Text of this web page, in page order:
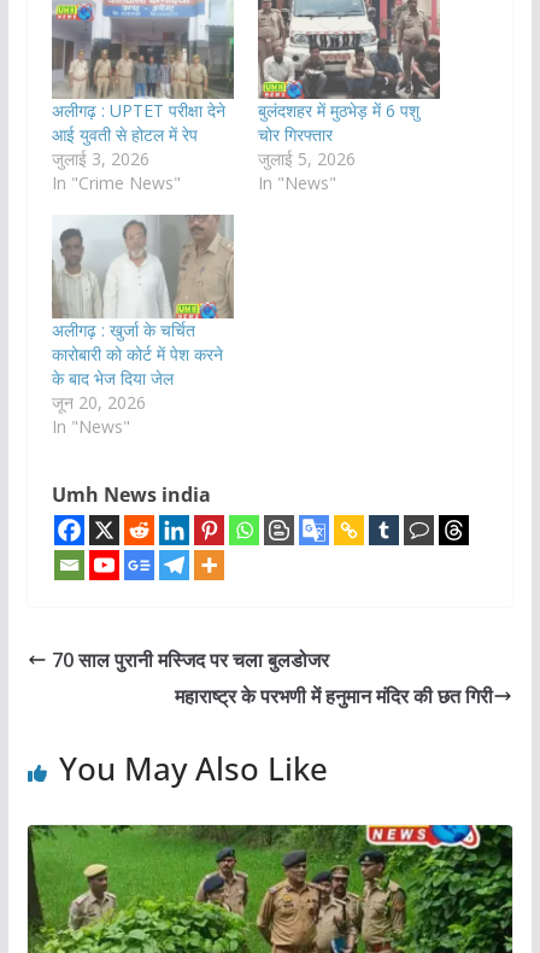
अलीगढ़ : UPTET परीक्षा देने
आई युवती से होटल में रेप
जुलाई 3, 2026
In "Crime News"
बुलंदशहर में मुठभेड़ में 6 पशु
चोर गिरफ्तार
जुलाई 5, 2026
In "News"
अलीगढ़ : खुर्जा के चर्चित
कारोबारी को कोर्ट में पेश करने
के बाद भेज दिया जेल
जून 20, 2026
In "News"
Umh News india
70 साल पुरानी मस्जिद पर चला बुलडोजर
महाराष्ट्र के परभणी में हनुमान मंदिर की छत गिरी
You May Also Like